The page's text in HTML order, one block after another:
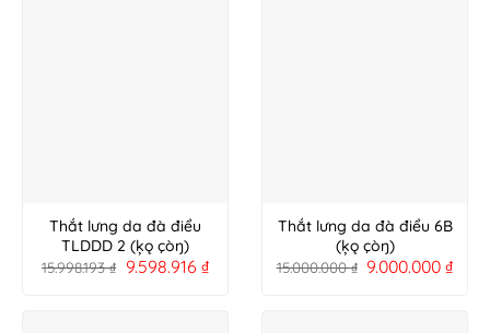
Thắt lưng da đà điểu
TLDDD 2 (ķǫ çòŋ)
15.998.193₫ 9.598.916 ₫
Thắt lưng da đà điểu 6B
(ķǫ çòŋ)
15.000.000₫ 9.000.000₫